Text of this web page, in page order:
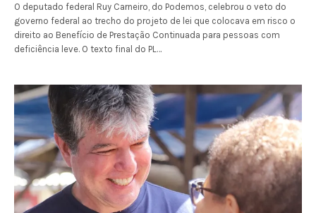
O deputado federal Ruy Carneiro, do Podemos, celebrou o veto do
governo federal ao trecho do projeto de lei que colocava em risco o
direito ao Benefício de Prestação Continuada para pessoas com
deficiência leve. O texto final do PL…